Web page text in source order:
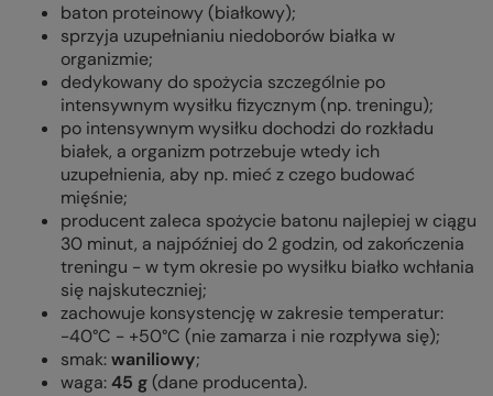
baton proteinowy (białkowy);
sprzyja uzupełnianiu niedoborów białka w
organizmie;
dedykowany do spożycia szczególnie po
intensywnym wysiłku fizycznym (np. treningu);
po intensywnym wysiłku dochodzi do rozkładu
białek, a organizm potrzebuje wtedy ich
uzupełnienia, aby np. mieć z czego budować
mięśnie;
producent zaleca spożycie batonu najlepiej w ciągu
30 minut, a najpóźniej do 2 godzin, od zakończenia
treningu - w tym okresie po wysiłku białko wchłania
się najskuteczniej;
zachowuje konsystencję w zakresie temperatur:
-40°C - +50°C (nie zamarza i nie rozpływa się);
smak:waniliowy;
waga:45 g(dane producenta).